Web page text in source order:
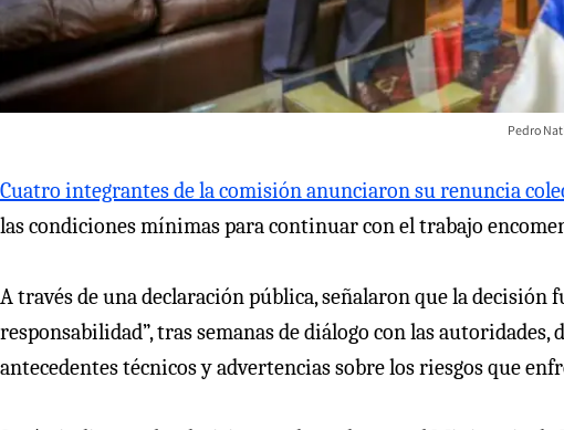
Pedro
Cuatro integrantes de la comisión anunciaron su renuncia
las condiciones mínimas para continuar con el trabajo
A través de una declaración pública, señalaron que la decisión
responsabilidad”, tras semanas de diálogo con las
antecedentes técnicos y advertencias sobre los riesgos que